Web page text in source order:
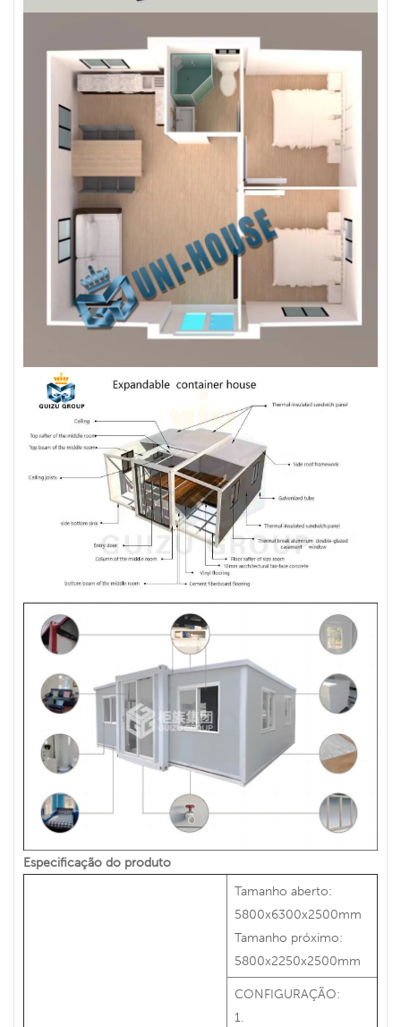
Especificação do produto
Tamanho aberto:
5800x6300x2500mm
Tamanho próximo:
5800x2250x2500mm
CONFIGURAÇÃO:
1.